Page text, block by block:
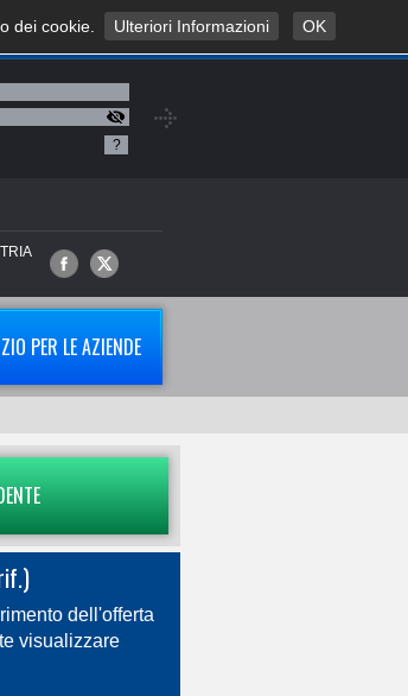
?
PER LE AZIENDE
dell'offerta
visualizzare
dei cookie. Ulteriori Informazioni OK